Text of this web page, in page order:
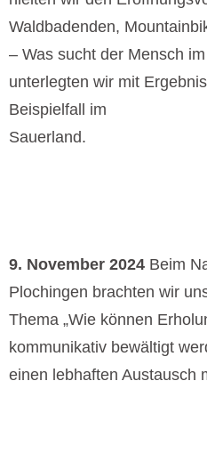
Waldbadenden,
– Was sucht der Mensch
unterlegten wir mit
Beispielfall im
Sauerland.
9. November 2024 Beim
Plochingen brachten wir
Thema „Wie können
kommunikativ bewältigt
einen lebhaften Austausch